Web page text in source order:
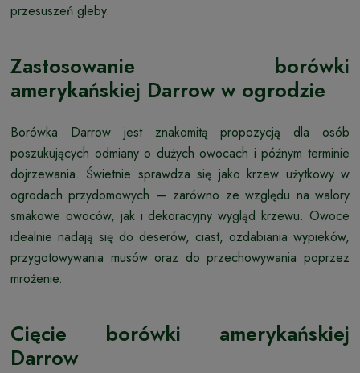
przesuszeń gleby.
Zastosowanie borówki
amerykańskiej Darrow w ogrodzie
Borówka Darrow jest znakomitą propozycją dla osób
poszukujących odmiany o dużych owocach i późnym terminie
dojrzewania. Świetnie sprawdza się jako krzew użytkowy w
ogrodach przydomowych — zarówno ze względu na walory
smakowe owoców, jak i dekoracyjny wygląd krzewu. Owoce
idealnie nadają się do deserów, ciast, ozdabiania wypieków,
przygotowywania musów oraz do przechowywania poprzez
mrożenie.
Cięcie borówki amerykańskiej
Darrow